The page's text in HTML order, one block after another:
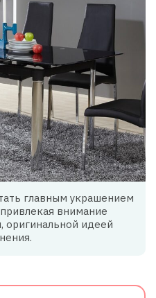
главным украшением
внимание
идеей